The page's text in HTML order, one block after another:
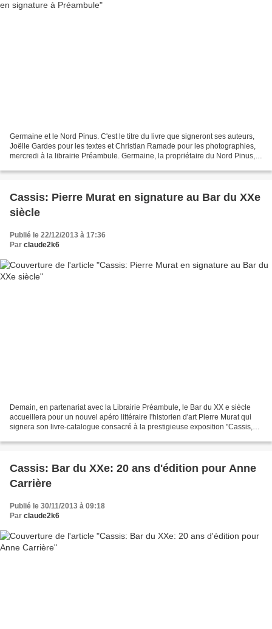
Germaine et le Nord Pinus. C'est le titre du livre que signeront ses auteurs,
Joëlle Gardes pour les textes et Christian Ramade pour les photographies,
mercredi à la librairie Préambule. Germaine, la propriétaire du Nord Pinus, à
Cassis: Pierre Murat en signature au Bar du XXe
siècle
Publié le 22/12/2013 à 17:36
Par claude2k6
Demain, en partenariat avec la Librairie Préambule, le Bar du XX e siècle
accueillera pour un nouvel apéro littéraire l'historien d'art Pierre Murat qui
signera son livre-catalogue consacré à la prestigieuse exposition "Cassis,
Cassis: Bar du XXe: 20 ans d'édition pour Anne
Carrière
Publié le 30/11/2013 à 09:18
Par claude2k6